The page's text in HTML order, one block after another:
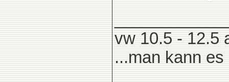
vw 10.5 - 12.5
...man kann